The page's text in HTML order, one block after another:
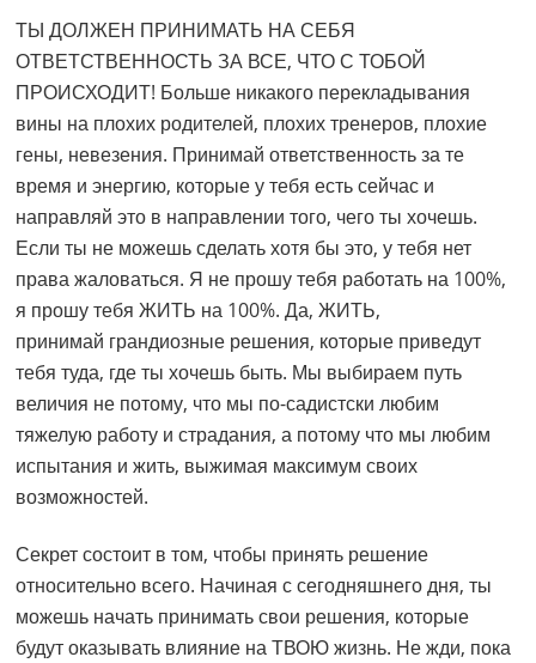
ТЫ ДОЛЖЕН ПРИНИМАТЬ НА СЕБЯ
ОТВЕТСТВЕННОСТЬ ЗА ВСЕ, ЧТО С ТОБОЙ
ПРОИСХОДИТ! Больше никакого перекладывания
вины на плохих родителей, плохих тренеров, плохие
гены, невезения. Принимай ответственность за те
время и энергию, которые у тебя есть сейчас и
направляй это в направлении того, чего ты хочешь.
Если ты не можешь сделать хотя бы это, у тебя нет
права жаловаться. Я не прошу тебя работать на 100%,
я прошу тебя ЖИТЬ на 100%. Да, ЖИТЬ,
принимай грандиозные решения, которые приведут
тебя туда, где ты хочешь быть. Мы выбираем путь
величия не потому, что мы по-садистски любим
тяжелую работу и страдания, а потому что мы любим
испытания и жить, выжимая максимум своих
возможностей.
Секрет состоит в том, чтобы принять решение
относительно всего. Начиная с сегодняшнего дня, ты
можешь начать принимать свои решения, которые
будут оказывать влияние на ТВОЮ жизнь. Не жди, пока